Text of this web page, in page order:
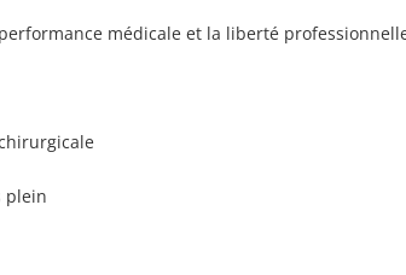
médicale et la liberté
plein